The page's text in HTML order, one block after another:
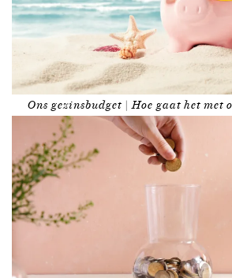
Ons gezinsbudget | Hoe gaat het met